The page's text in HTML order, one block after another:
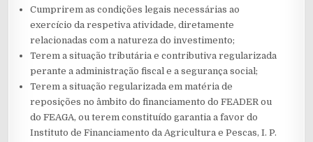
Cumprirem as condições legais necessárias ao
exercício da respetiva atividade, diretamente
relacionadas com a natureza do investimento;
Terem a situação tributária e contributiva regularizada
perante a administração fiscal e a segurança social;
Terem a situação regularizada em matéria de
reposições no âmbito do financiamento do FEADER ou
do FEAGA, ou terem constituído garantia a favor do
Instituto de Financiamento da Agricultura e Pescas, I. P.